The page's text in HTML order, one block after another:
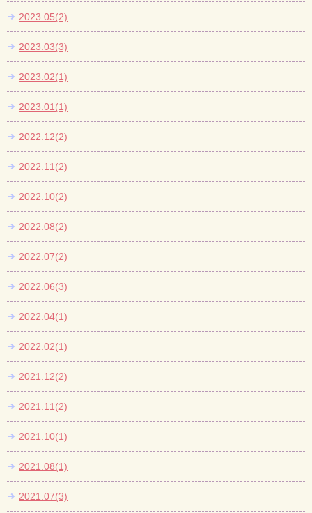
2023.05(2)
2023.03(3)
2023.02(1)
2023.01(1)
2022.12(2)
2022.11(2)
2022.10(2)
2022.08(2)
2022.07(2)
2022.06(3)
2022.04(1)
2022.02(1)
2021.12(2)
2021.11(2)
2021.10(1)
2021.08(1)
2021.07(3)